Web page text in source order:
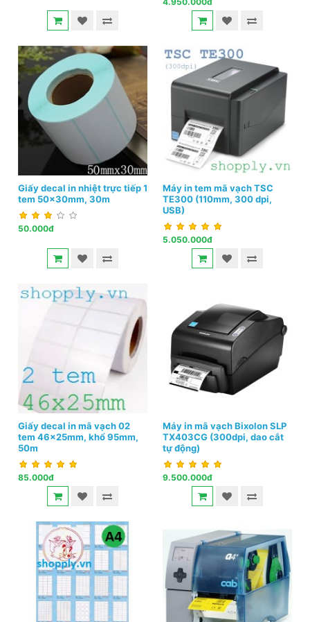
Giấy decal in nhiệt trực tiếp 1
tem 50x30mm, 30m
50.000đ
Máy in tem mã vạch TSC
TE300 (110mm, 300 dpi,
USB)
5.050.000đ
Giấy decal in mã vạch 02
tem 46x25mm, khổ 95mm,
50m
85.000đ
Máy in mã vạch Bixolon SLP
TX403CG (300dpi, dao cắt
tự động)
9.500.000đ